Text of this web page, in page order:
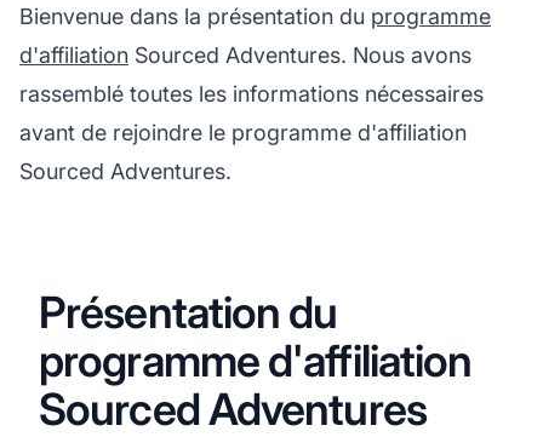
Bienvenue dans la présentation du programme
d'affiliation Sourced Adventures. Nous avons
rassemblé toutes les informations nécessaires
avant de rejoindre le programme d'affiliation
Sourced Adventures.
Présentation du
programme d'affiliation
Sourced Adventures